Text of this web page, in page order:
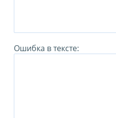
Ошибка в тексте: